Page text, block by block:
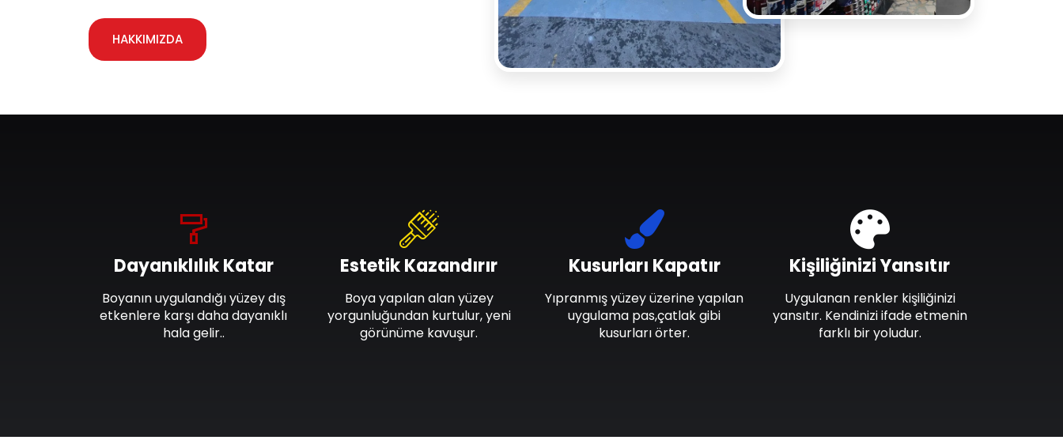
HAKKIMIZDA
Dayanıklılık Katar
Boyanın uygulandığı yüzey dış
etkenlere karşı daha dayanıklı
hala gelir..
Estetik Kazandırır
Boya yapılan alan yüzey
yorgunluğundan kurtulur, yeni
görünüme kavuşur.
Kusurları Kapatır
Yıpranmış yüzey üzerine yapılan
uygulama pas,çatlak gibi
kusurları örter.
Kişiliğinizi Yansıtır
Uygulanan renkler kişiliğinizi
yansıtır. Kendinizi ifade etmenin
farklı bir yoludur.